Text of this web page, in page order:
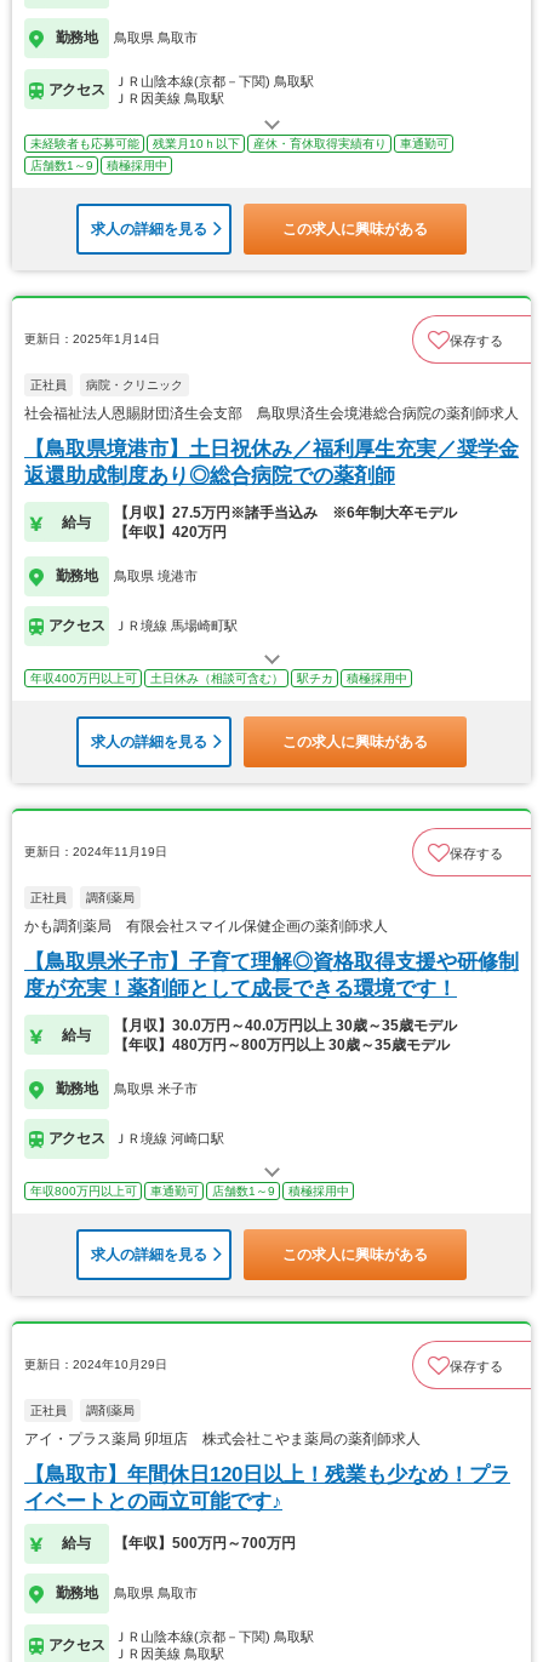
勤務地 鳥取県 鳥取市
アクセス
ＪＲ山陰本線(京都－下関) 鳥取駅
ＪＲ因美線 鳥取駅
未経験者も応募可能 残業月10ｈ以下 産休・育休取得実績有り
車通勤可
店舗数1～9
積極採用中
求人の詳細を見る この求人に興味がある
更新日：2025年1月14日 保存する
正社員 病院・クリニック
社会福祉法人恩賜財団済生会支部 鳥取県済生会境港総合病院の薬剤師求人
【鳥取県境港市】土日祝休み／福利厚生充実／奨学金
返還助成制度あり◎総合病院での薬剤師
給与
【月収】27.5万円※諸手当込み ※6年制大卒モデル
【年収】420万円
勤務地 鳥取県 境港市
アクセス ＪＲ境線 馬場崎町駅
年収400万円以上可 土日休み（相談可含む） 駅チカ 積極採用中
求人の詳細を見る この求人に興味がある
更新日：2024年11月19日 保存する
正社員 調剤薬局
かも調剤薬局 有限会社スマイル保健企画の薬剤師求人
【鳥取県米子市】子育て理解◎資格取得支援や研修制
度が充実！薬剤師として成長できる環境です！
給与
【月収】30.0万円～40.0万円以上 30歳～35歳モデル
【年収】480万円～800万円以上 30歳～35歳モデル
勤務地 鳥取県 米子市
アクセス ＪＲ境線 河崎口駅
年収800万円以上可 車通勤可 店舗数1～9 積極採用中
求人の詳細を見る この求人に興味がある
更新日：2024年10月29日 保存する
正社員 調剤薬局
アイ・プラス薬局 卯垣店 株式会社こやま薬局の薬剤師求人
【鳥取市】年間休日120日以上！残業も少なめ！プラ
イベートとの両立可能です♪
給与 【年収】500万円～700万円
勤務地 鳥取県 鳥取市
アクセス
ＪＲ山陰本線(京都－下関) 鳥取駅
ＪＲ因美線 鳥取駅